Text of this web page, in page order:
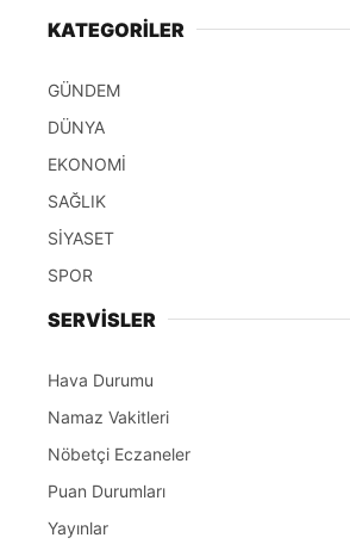
KATEGORİLER
GÜNDEM
DÜNYA
EKONOMİ
SAĞLIK
SİYASET
SPOR
SERVİSLER
Hava Durumu
Namaz Vakitleri
Nöbetçi Eczaneler
Puan Durumları
Yayınlar